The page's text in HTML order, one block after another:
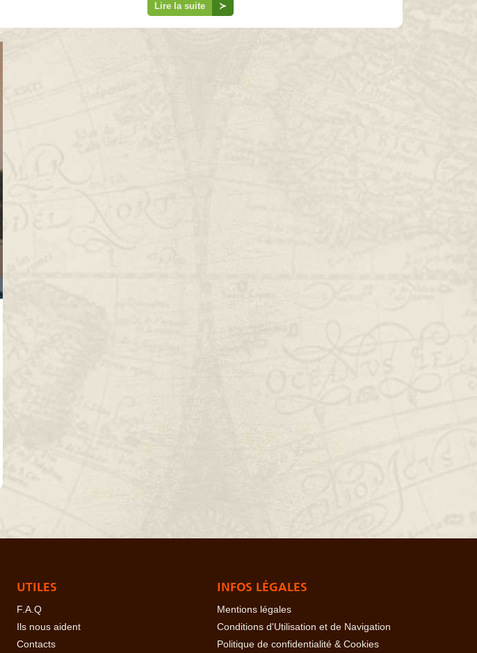
Lire la suite ≻
UTILES
F.A.Q
Ils nous aident
Contacts
INFOS LÉGALES
Mentions légales
Conditions d'Utilisation et de Navigation
Politique de confidentialité & Cookies